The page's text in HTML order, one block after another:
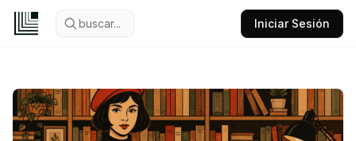
buscar... Iniciar Sesión